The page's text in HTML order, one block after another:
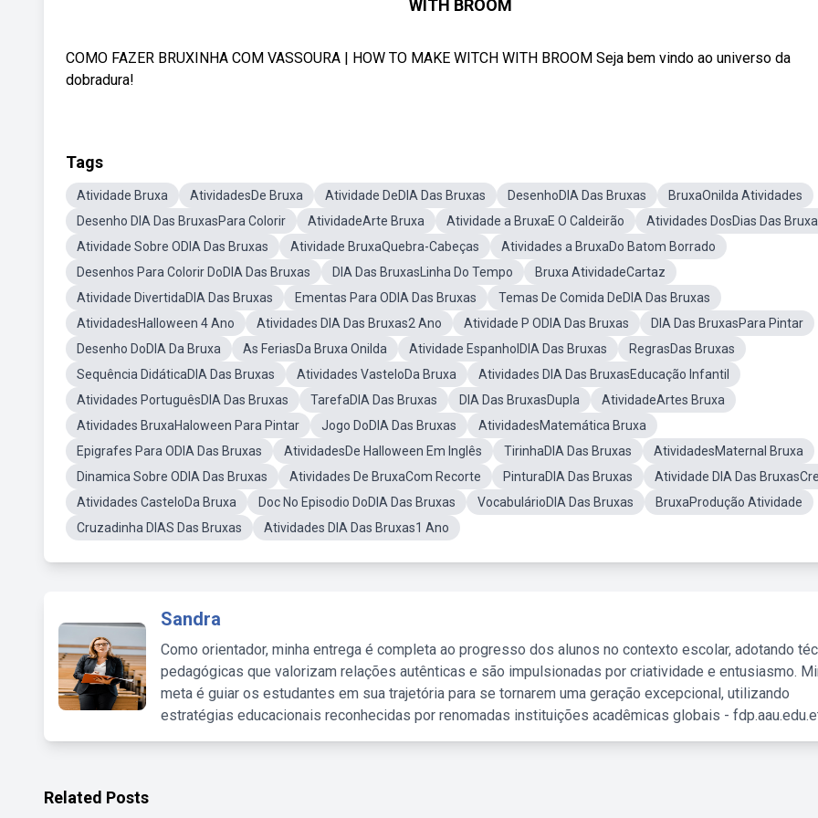
WITH BROOM
COMO FAZER BRUXINHA COM VASSOURA | HOW TO MAKE WITCH WITH BROOM Seja bem vindo ao universo da
dobradura!
Tags
Atividade Bruxa AtividadesDe Bruxa Atividade DeDIA Das Bruxas DesenhoDIA Das Bruxas
BruxaOnilda Atividades
Desenho DIA Das BruxasPara Colorir
AtividadeArte Bruxa Atividade a BruxaE O Caldeirão
Atividades DosDias Das
Atividade Sobre ODIA Das Bruxas
Atividade BruxaQuebra-Cabeças
Atividades a BruxaDo Batom Borrado
Desenhos Para Colorir DoDIA Das Bruxas
DIA Das BruxasLinha Do Tempo
Bruxa AtividadeCartaz
Atividade DivertidaDIA Das Bruxas
Ementas Para ODIA Das Bruxas
Temas De Comida DeDIA Das Bruxas
AtividadesHalloween 4 Ano
Atividades DIA Das Bruxas2 Ano Atividade P ODIA Das Bruxas
DIA Das BruxasPara Pintar
Desenho DoDIA Da Bruxa
As FeriasDa Bruxa Onilda Atividade EspanholDIA Das Bruxas
RegrasDas Bruxas
Sequência DidáticaDIA Das Bruxas
Atividades VasteloDa Bruxa
Atividades DIA Das BruxasEducação Infantil
Atividades PortuguêsDIA Das Bruxas
TarefaDIA Das Bruxas DIA Das BruxasDupla
AtividadeArtes Bruxa
Atividades BruxaHaloween Para Pintar
Jogo DoDIA Das Bruxas
AtividadesMatemática Bruxa
Epigrafes Para ODIA Das Bruxas
AtividadesDe Halloween Em Inglês TirinhaDIA Das Bruxas
AtividadesMaternal Bruxa
Dinamica Sobre ODIA Das Bruxas
Atividades De BruxaCom Recorte PinturaDIA Das Bruxas
Atividade DIA Das
Atividades CasteloDa Bruxa
Doc No Episodio DoDIA Das Bruxas VocabulárioDIA Das Bruxas
BruxaProdução Atividade
Cruzadinha DIAS Das Bruxas
Atividades DIA Das Bruxas1 Ano
Sandra
Como orientador, minha entrega é completa ao progresso dos alunos no contexto escolar, adotando
pedagógicas que valorizam relações autênticas e são impulsionadas por criatividade e entusiasmo.
meta é guiar os estudantes em sua trajetória para se tornarem uma geração excepcional, utilizando
estratégias educacionais reconhecidas por renomadas instituições acadêmicas globais -
Related Posts